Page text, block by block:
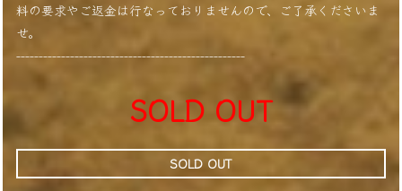
料の要求やご返金は行なっておりませんので、ご了承くださいま
せ。
---------------------------------------------------
SOLD OUT
SOLD OUT